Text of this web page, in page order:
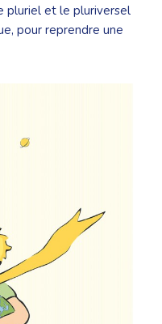
pluriel et le pluriversel
pour reprendre une